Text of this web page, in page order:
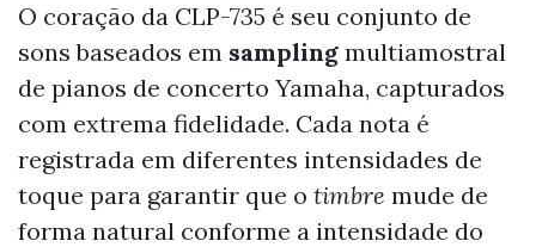
O coração da CLP-735 é seu conjunto de
sons baseados em sampling multiamostral
de pianos de concerto Yamaha, capturados
com extrema fidelidade. Cada nota é
registrada em diferentes intensidades de
toque para garantir que o timbre mude de
forma natural conforme a intensidade do